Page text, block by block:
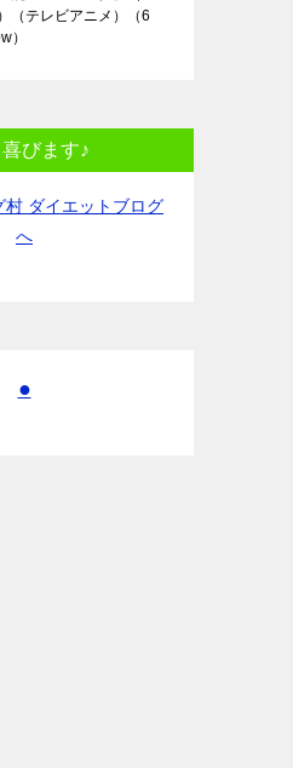
（テレビアニメ）
（6
）
びます♪
●